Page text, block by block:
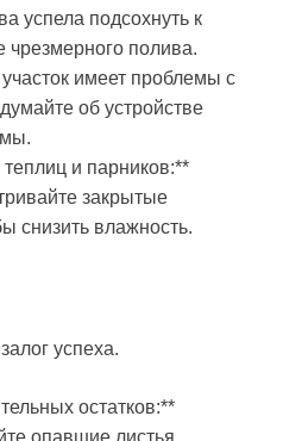
успела подсохнуть к
чрезмерного полива.
имеет проблемы с
об устройстве
и парников:**
закрытые
снизить влажность.
успеха.
остатков:**
опавшие листья,